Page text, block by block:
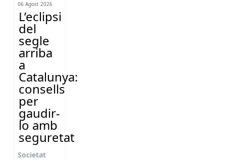
06 Agost 2026
L’eclipsi
del
segle
arriba
a
Catalunya:
consells
per
gaudir-
lo amb
seguretat
Societat